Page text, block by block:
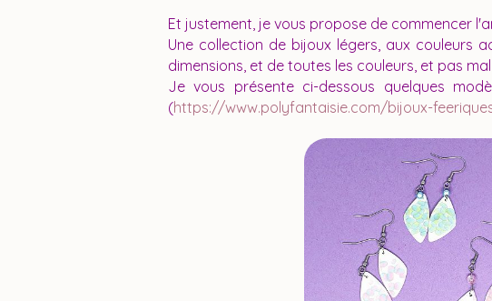
Et justement, je vous propose de commencer
Une collection de bijoux légers, aux couleurs
dimensions, et de toutes les couleurs, et pas
Je vous présente ci-dessous quelques
(https://www.polyfantaisie.com/bijoux-